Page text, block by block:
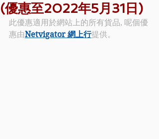
(優惠至2022年5月31日)
此優惠適用於網站上的所有貨品, 呢個優
惠由Netvigator 網上行提供。